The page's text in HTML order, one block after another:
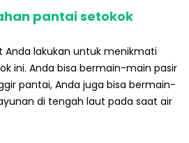
pantai setokok
Anda lakukan untuk menikmati
ini. Anda bisa bermain-main pasir
pantai, Anda juga bisa bermain-
di tengah laut pada saat air